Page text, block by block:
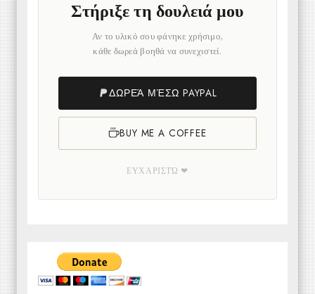
Στήριξε τη δουλειά μου
Αν το υλικό σου φάνηκε χρήσιμο,
κάθε δωρεά βοηθά να συνεχιστεί.
ΔΩΡΕΆ ΜΈΣΩ PAYPAL
BUY ME A COFFEE
ΕΥΧΑΡΙΣΤΏ ❤